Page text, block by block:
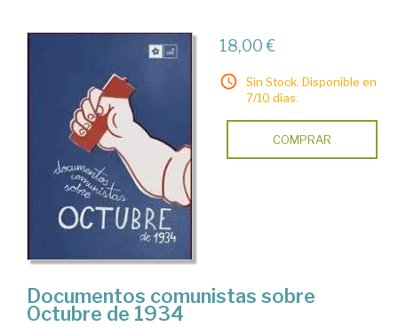
18,00 €
Sin Stock. Disponible en
7/10 días.
COMPRAR
Documentos comunistas sobre
Octubre de 1934